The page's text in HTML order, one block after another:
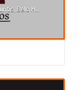
Av. Aggeo Pio Sobrinho, 130 - Loja 04 - Buritis, Belo Horizonte - MG